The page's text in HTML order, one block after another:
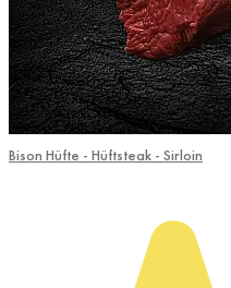
Bison Hüfte - Hüftsteak - Sirloin